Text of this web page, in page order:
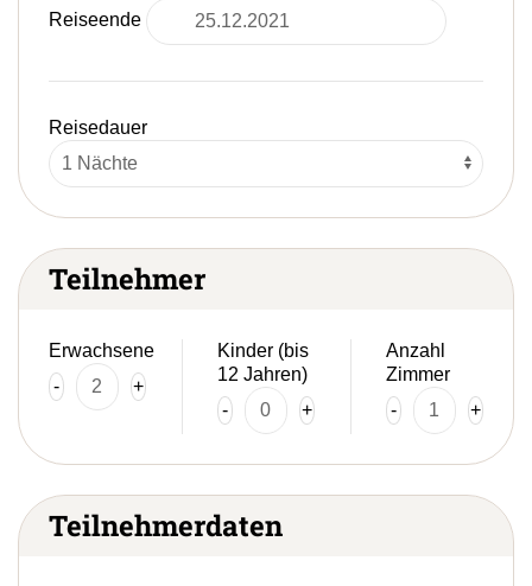
Reiseende
Reisedauer
Teilnehmer
Erwachsene
-
+
Kinder (bis
12 Jahren)
-
+
Anzahl
Zimmer
-
+
Teilnehmerdaten